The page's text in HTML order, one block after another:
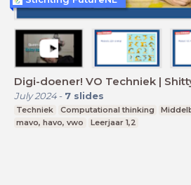
Digi-doener!
July 2024- 7 slides
Techniek Computational thinking
mavo, havo, vwo
Leerjaar 1,2